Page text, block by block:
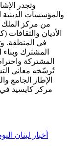
وتجدر
والمؤسسات الدينية
من مركز الملك
في المنطقة.
المشترك
المشتركة
تُرسّخه معاني
الإطار الجامع
مركز كايسيد في
أخبار لبنان